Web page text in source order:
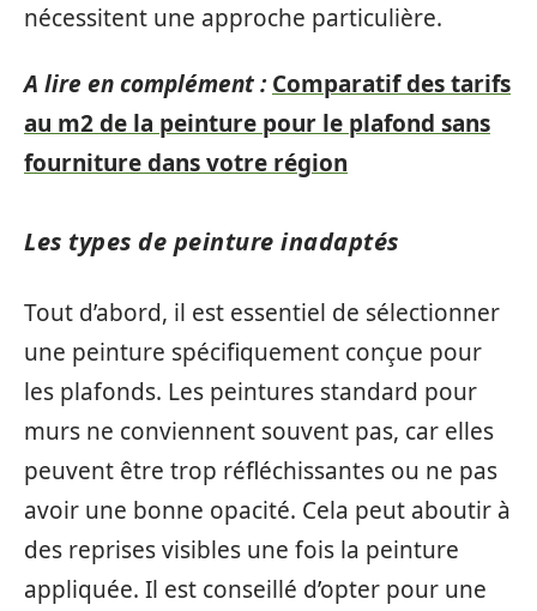
nécessitent une approche particulière.
A lire en complément : Comparatif des tarifs
au m2 de la peinture pour le plafond sans
fourniture dans votre région
Les types de peinture inadaptés
Tout d’abord, il est essentiel de sélectionner
une peinture spécifiquement conçue pour
les plafonds. Les peintures standard pour
murs ne conviennent souvent pas, car elles
peuvent être trop réfléchissantes ou ne pas
avoir une bonne opacité. Cela peut aboutir à
des reprises visibles une fois la peinture
appliquée. Il est conseillé d’opter pour une